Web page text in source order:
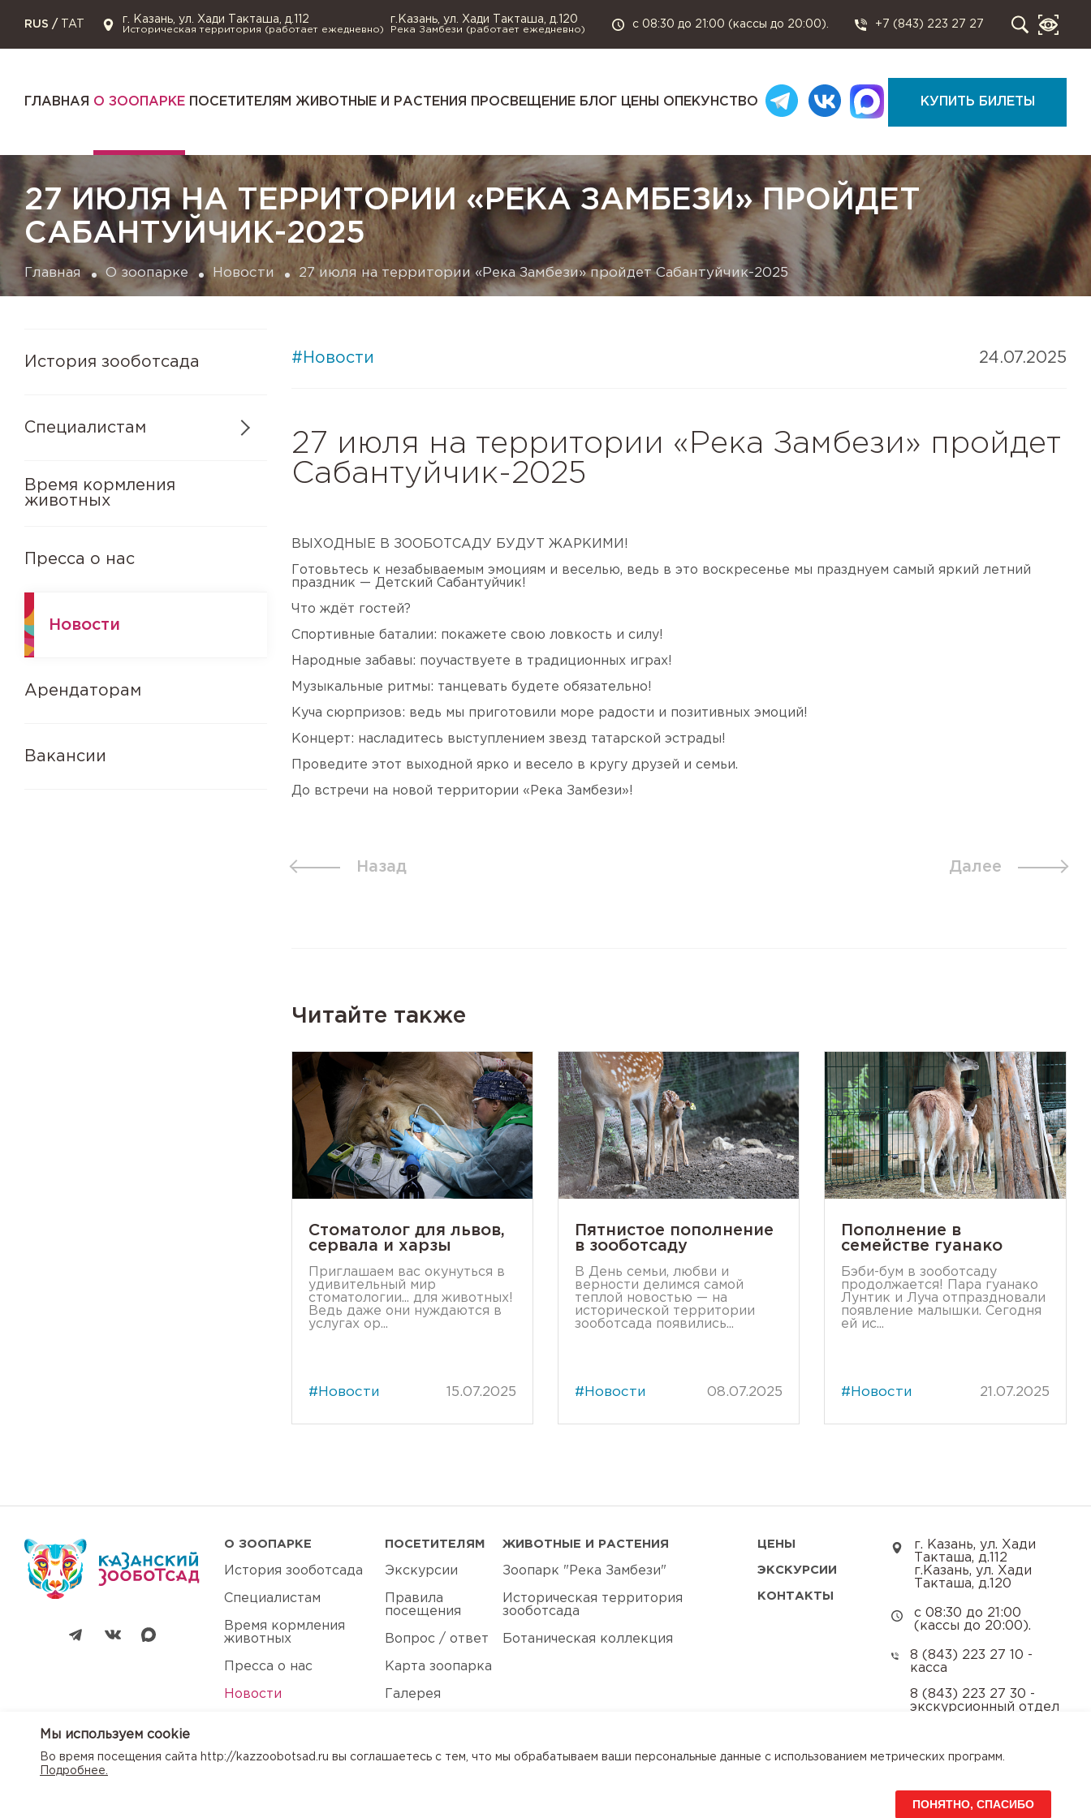
RUS / TAT г. Казань, ул. Хади Такташа, д.112
Историческая территория (работает ежедневно)
г.Казань, ул. Хади Такташа, д.120
Река Замбези (работает ежедневно)
с 08:30 до 21:00 (кассы до 20:00). +7 (843) 223 27 27
ГЛАВНАЯ О ЗООПАРКЕ ПОСЕТИТЕЛЯМ ЖИВОТНЫЕ И РАСТЕНИЯ ПРОСВЕЩЕНИЕ БЛОГ ЦЕНЫ ОПЕКУНСТВО КУПИТЬ БИЛЕТЫ
27 ИЮЛЯ НА ТЕРРИТОРИИ «РЕКА ЗАМБЕЗИ» ПРОЙДЕТ
САБАНТУЙЧИК-2025
Главная О зоопарке Новости 27 июля на территории «Река Замбези» пройдет Сабантуйчик-2025
История зооботсада
Специалистам
Время кормления
животных
Пресса о нас
Новости
Арендаторам
Вакансии
#Новости 24.07.2025
27 июля на территории «Река Замбези» пройдет
Сабантуйчик-2025
ВЫХОДНЫЕ В ЗООБОТСАДУ БУДУТ ЖАРКИМИ!
Готовьтесь к незабываемым эмоциям и веселью, ведь в это воскресенье мы празднуем самый яркий летний
праздник — Детский Сабантуйчик!
Что ждёт гостей?
Спортивные баталии: покажете свою ловкость и силу!
Народные забавы: поучаствуете в традиционных играх!
Музыкальные ритмы: танцевать будете обязательно!
Куча сюрпризов: ведь мы приготовили море радости и позитивных эмоций!
Концерт: насладитесь выступлением звезд татарской эстрады!
Проведите этот выходной ярко и весело в кругу друзей и семьи.
До встречи на новой территории «Река Замбези»!
Назад Далее
Читайте также
Стоматолог для львов,
сервала и харзы
Приглашаем вас окунуться в
удивительный мир
стоматологии... для животных!
Ведь даже они нуждаются в
услугах ор...
#Новости 15.07.2025
Пятнистое пополнение
в зооботсаду
В День семьи, любви и
верности делимся самой
теплой новостью — на
исторической территории
зооботсада появились...
#Новости 08.07.2025
Пополнение в
семействе гуанако
Бэби-бум в зооботсаду
продолжается! Пара гуанако
Лунтик и Луча отпраздновали
появление малышки. Сегодня
ей ис...
#Новости 21.07.2025
О ЗООПАРКЕ
История зооботсада
Специалистам
Время кормления
животных
Пресса о нас
Новости
Вакансии
ПОСЕТИТЕЛЯМ
Экскурсии
Правила
посещения
Вопрос / ответ
Карта зоопарка
Галерея
ЖИВОТНЫЕ И РАСТЕНИЯ
Зоопарк "Река Замбези"
Историческая территория
зооботсада
Ботаническая коллекция
ЦЕНЫ
ЭКСКУРСИИ
КОНТАКТЫ
г. Казань, ул. Хади
Такташа, д.112
г.Казань, ул. Хади
Такташа, д.120
с 08:30 до 21:00
(кассы до 20:00).
8 (843) 223 27 10 -
касса
8 (843) 223 27 30 -
экскурсионный отдел
Мы используем сookie
Во время посещения сайта http://kazzoobotsad.ru вы соглашаетесь с тем, что мы обрабатываем ваши персональные данные с использованием метрических программ.
Подробнее.
ПОНЯТНО, СПАСИБО